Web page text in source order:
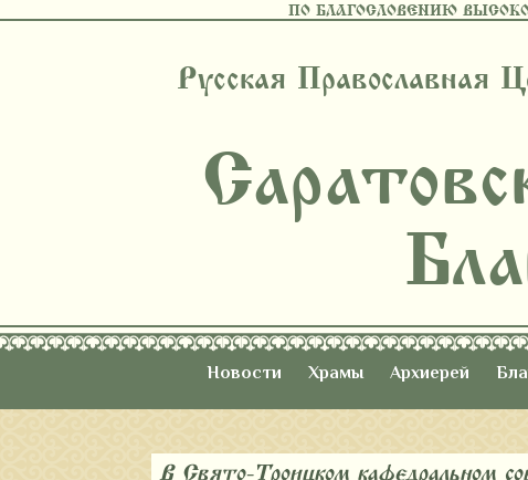
ПО БЛАГОСЛОВЕНИЮ
Русская Православная
Новости Храмы Архиерей
В Свято-Троицком кафедральном